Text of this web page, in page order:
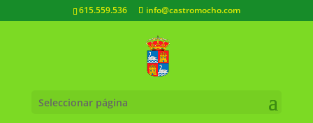
615.559.536 info@castromocho.com
Seleccionar página